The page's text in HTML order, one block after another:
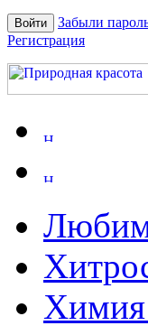
Забыли
Регистрация
Химия